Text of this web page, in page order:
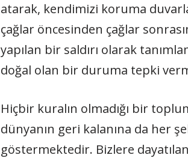
atarak, kendimizi koruma
çağlar öncesinden çağlar
yapılan bir saldırı olarak
doğal olan bir duruma tepki
Hiçbir kuralın olmadığı bir
dünyanın geri kalanına da her
göstermektedir. Bizlere